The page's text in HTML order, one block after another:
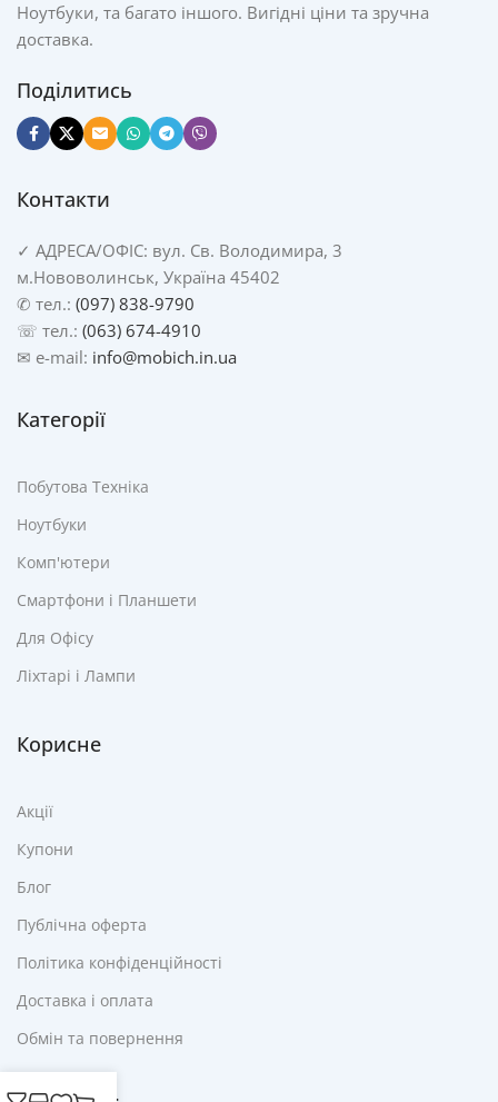
Ноутбуки, та багато іншого. Вигідні ціни та зручна
доставка.
Поділитись
Контакти
✓ АДРЕСА/ОФІС: вул. Св. Володимира, 3
м.Нововолинськ, Україна 45402
✆ тел.: (097) 838-9790
☏ тел.: (063) 674-4910
✉ e-mail: info@mobich.in.ua
Категорії
Побутова Техніка
Ноутбуки
Комп'ютери
Смартфони і Планшети
Для Офісу
Ліхтарі і Лампи
Корисне
Акції
Купони
Блог
Публічна оферта
Політика конфіденційності
Доставка і оплата
Обмін та повернення